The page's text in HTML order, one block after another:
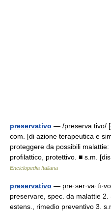
preservativo — /preserva tivo/
com. [di azione terapeutica e
proteggere da possibili
profilattico, protettivo. ■ s.m.
Enciclopedia Italiana
preservativo —
preservare, spec. da malattie
estens., rimedio preventivo 3.